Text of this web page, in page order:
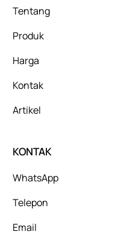
Tentang
Produk
Harga
Kontak
Artikel
KONTAK
WhatsApp
Telepon
Email